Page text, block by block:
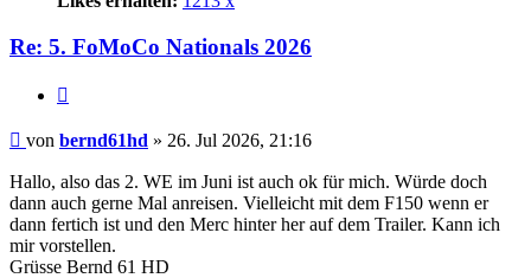
Re: 5. FoMoCo Nationals 2026
Beitrag
von bernd61hd » 26. Jul 2026, 21:16
Hallo, also das 2. WE im Juni ist auch ok für mich. Würde doch
dann auch gerne Mal anreisen. Vielleicht mit dem F150 wenn er
dann fertich ist und den Merc hinter her auf dem Trailer. Kann ich
mir vorstellen.
Grüsse Bernd 61 HD